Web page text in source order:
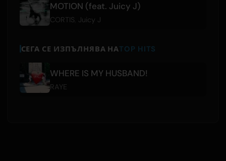
MOTION (feat. Juicy J)
CORTIS Juicy J
СЕГА СЕ ИЗПЪЛНЯВА НАTOP HITS
WHERE IS MY HUSBAND!
RAYE